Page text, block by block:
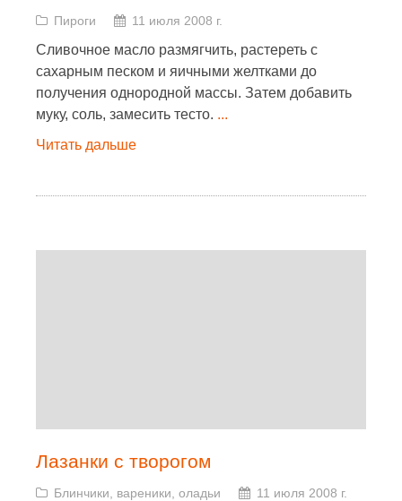
Пироги 11 июля 2008 г.
Сливочное масло размягчить, растереть с
сахарным песком и яичными желтками до
получения однородной массы. Затем добавить
муку, соль, замесить тесто. ...
Читать дальше
Лазанки с творогом
Блинчики, вареники, оладьи 11 июля 2008 г.